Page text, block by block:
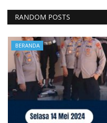
RANDOM POSTS
BERANDA